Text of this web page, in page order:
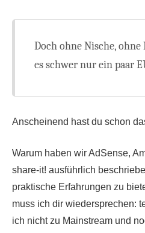
Doch ohne Nische,
es schwer nur ein paar
Anscheinend hast du schon
Warum haben wir AdSense,
share-it! ausführlich
praktische Erfahrungen zu
muss ich dir wiedersprechen:
ich nicht zu Mainstream und